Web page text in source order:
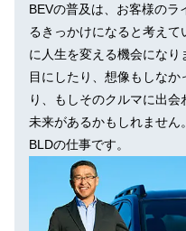
BEVの普及は、お客様のラ
るきっかけになると考え
に人生を変える機会にな
目にしたり、想像もしな
り、もしそのクルマに出
未来があるかもしれませ
BLDの仕事です。